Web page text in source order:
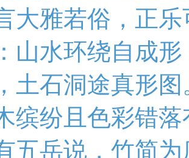
大雅若俗，正
山水环绕自成
土石洞途真形
缤纷且色彩错
五岳说，竹简